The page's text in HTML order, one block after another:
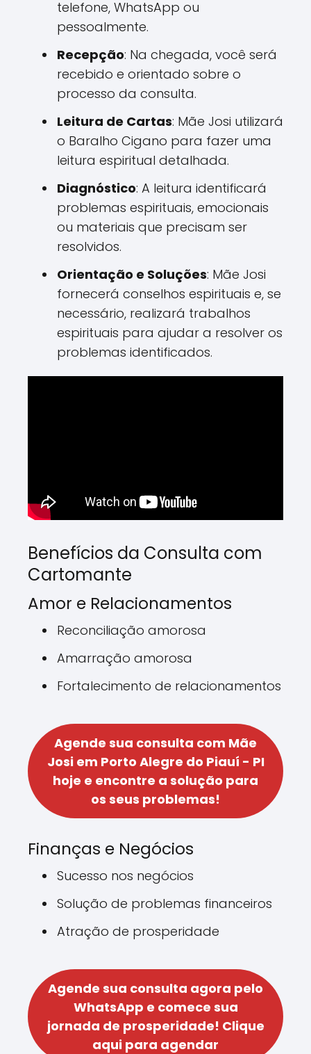
telefone, WhatsApp ou
pessoalmente.
Recepção: Na chegada, você será
recebido e orientado sobre o
processo da consulta.
Leitura de Cartas: Mãe Josi utilizará
o Baralho Cigano para fazer uma
leitura espiritual detalhada.
Diagnóstico: A leitura identificará
problemas espirituais, emocionais
ou materiais que precisam ser
resolvidos.
Orientação e Soluções: Mãe Josi
fornecerá conselhos espirituais e, se
necessário, realizará trabalhos
espirituais para ajudar a resolver os
problemas identificados.
Benefícios da Consulta com
Cartomante
Amor e Relacionamentos
Reconciliação amorosa
Amarração amorosa
Fortalecimento de relacionamentos
Agende sua consulta com Mãe
Josi em Porto Alegre do Piauí - PI
hoje e encontre a solução para
os seus problemas!
Finanças e Negócios
Sucesso nos negócios
Solução de problemas financeiros
Atração de prosperidade
Agende sua consulta agora pelo
WhatsApp e comece sua
jornada de prosperidade! Clique
aqui para agendar